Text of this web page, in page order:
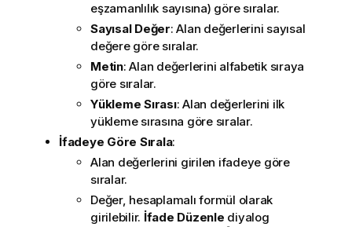
eşzamanlılık sayısına) göre sıralar.
Sayısal Değer: Alan değerlerini sayısal
değere göre sıralar.
Metin: Alan değerlerini alfabetik sıraya
göre sıralar.
Yükleme Sırası: Alan değerlerini ilk
yükleme sırasına göre sıralar.
İfadeye Göre Sırala:
Alan değerlerini girilen ifadeye göre
sıralar.
Değer, hesaplamalı formül olarak
girilebilir. İfade Düzenle diyalog